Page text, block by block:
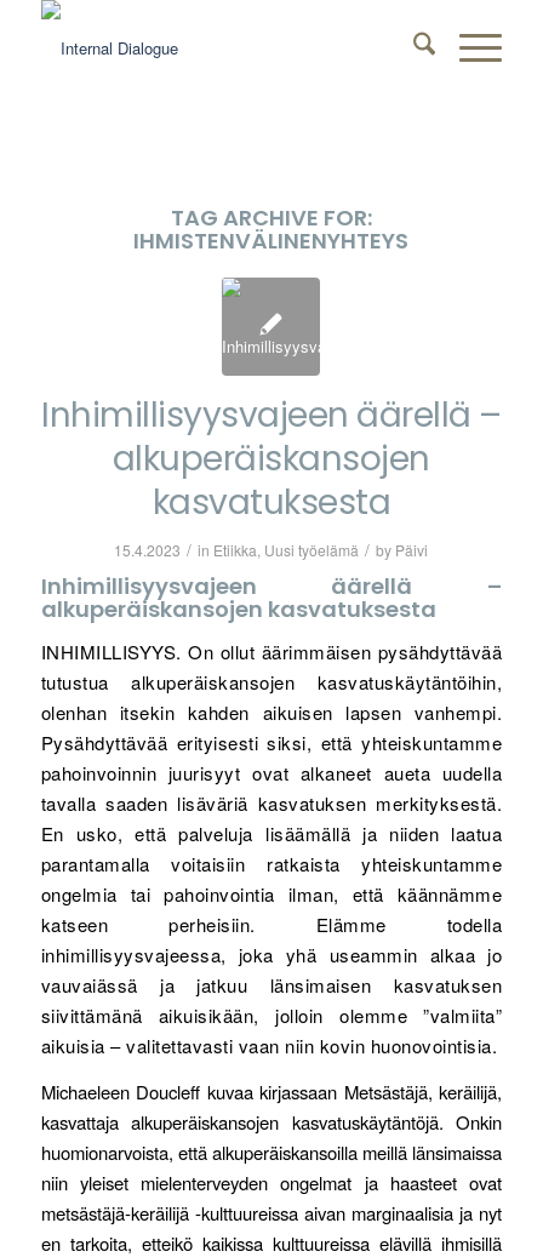
TAG ARCHIVE FOR:
IHMISTENVÄLINENYHTEYS
Inhimillisyysvajeen äärellä –
alkuperäiskansojen
kasvatuksesta
15.4.2023 / in Etiikka, Uusi työelämä / by Päivi
Inhimillisyysvajeen äärellä –
alkuperäiskansojen kasvatuksesta
INHIMILLISYYS. On ollut äärimmäisen pysähdyttävää
tutustua alkuperäiskansojen kasvatuskäytäntöihin,
olenhan itsekin kahden aikuisen lapsen vanhempi.
Pysähdyttävää erityisesti siksi, että yhteiskuntamme
pahoinvoinnin juurisyyt ovat alkaneet aueta uudella
tavalla saaden lisäväriä kasvatuksen merkityksestä.
En usko, että palveluja lisäämällä ja niiden laatua
parantamalla voitaisiin ratkaista yhteiskuntamme
ongelmia tai pahoinvointia ilman, että käännämme
katseen perheisiin. Elämme todella
inhimillisyysvajeessa, joka yhä useammin alkaa jo
vauvaiässä ja jatkuu länsimaisen kasvatuksen
siivittämänä aikuisikään, jolloin olemme ”valmiita”
aikuisia – valitettavasti vaan niin kovin huonovointisia.
Michaeleen Doucleff kuvaa kirjassaan Metsästäjä, keräilijä,
kasvattaja alkuperäiskansojen kasvatuskäytäntöjä. Onkin
huomionarvoista, että alkuperäiskansoilla meillä länsimaissa
niin yleiset mielenterveyden ongelmat ja haasteet ovat
metsästäjä-keräilijä -kulttuureissa aivan marginaalisia ja nyt
en tarkoita, etteikö kaikissa kulttuureissa elävillä ihmisillä